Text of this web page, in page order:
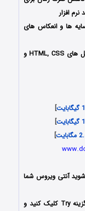
افزار
سایه ها و انعکاس های
– وارد کردن رنگ از فایل های وب مانند فایل های HTML, CSS و
]
]
]
شوید آنتی ویروس شما
2- اقدام به نصب نرم افزار کنید و بر روی گزینه Try کلیک کنید و